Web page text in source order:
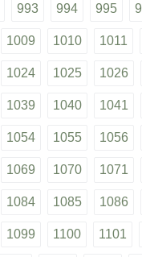
993 994 995
1009 1010 1011
1024 1025 1026
1039 1040 1041
1054 1055 1056
1069 1070 1071
1084 1085 1086
1099 1100 1101